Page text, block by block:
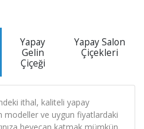
Yapay
Gelin
Çiçeği
Yapay Salon
Çiçekleri
ithal, kaliteli yapay
modeller ve uygun fiyatlardaki
heyecan katmak mümkün.